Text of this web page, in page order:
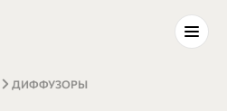
ДИФФУЗОРЫ